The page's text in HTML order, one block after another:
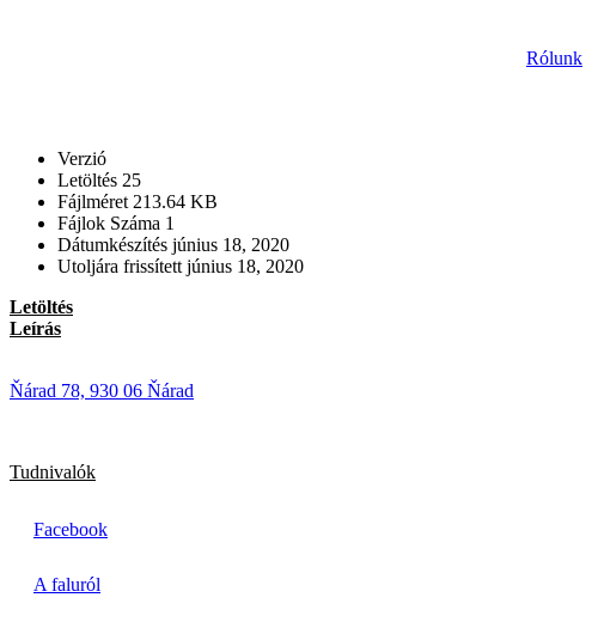
Rólunk
Verzió
Letöltés 25
Fájlméret 213.64 KB
Fájlok Száma 1
Dátumkészítés június 18, 2020
Utoljára frissített június 18, 2020
Letöltés
Leírás
Ňárad 78, 930 06 Ňárad
Tudnivalók
Facebook
A faluról